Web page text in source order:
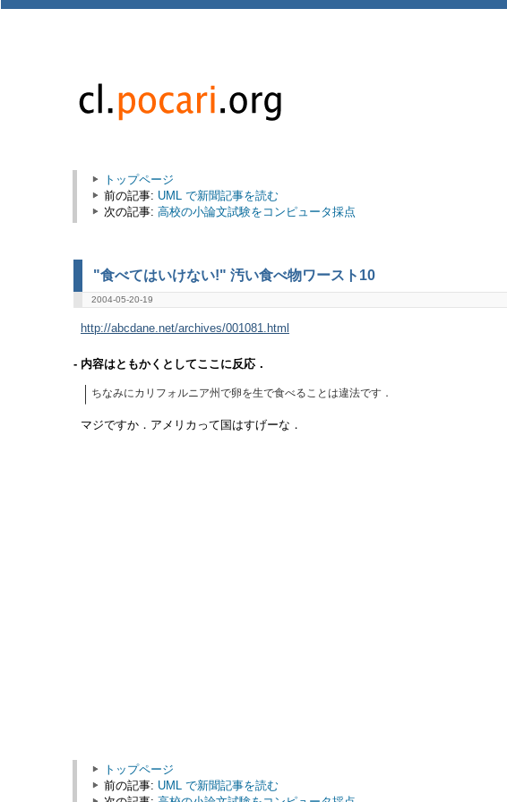
トップページ
前の記事: UML で新聞記事を読む
次の記事: 高校の小論文試験をコンピュータ採点
"食べてはいけない!" 汚い食べ物ワースト10
2004-05-20-19
http://abcdane.net/archives/001081.html
- 内容はともかくとしてここに反応．
ちなみにカリフォルニア州で卵を生で食べることは違法です．
マジですか．アメリカって国はすげーな．
トップページ
前の記事: UML で新聞記事を読む